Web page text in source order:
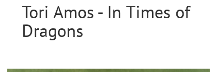
Tori Amos - In Times of
Dragons